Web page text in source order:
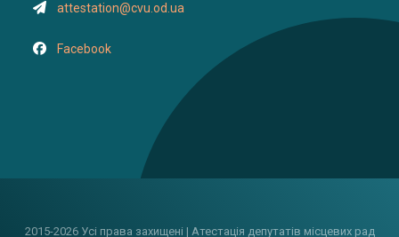
attestation@cvu.od.ua
Facebook
2015-2026 Усі права захищені | Атестація депутатів місцевих рад